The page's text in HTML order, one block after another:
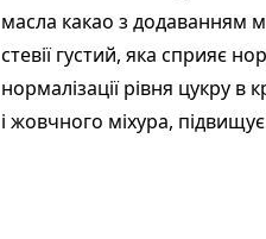
масла какао з додаванням
стевії густий, яка сприяє
нормалізації рівня цукру в
і жовчного міхура, підвищує